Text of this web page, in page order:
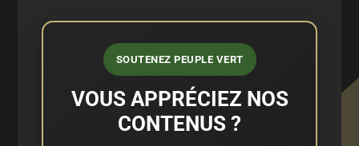
SOUTENEZ PEUPLE VERT
VOUS APPRÉCIEZ NOS
CONTENUS ?